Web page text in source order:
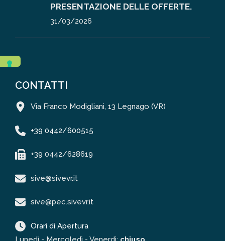
PRESENTAZIONE DELLE OFFERTE.
31/03/2026
CONTATTI
Via Franco Modigliani, 13 Legnago (VR)
+39 0442/600515
+39 0442/628619
sive@sivevr.it
sive@pec.sivevr.it
Orari di Apertura